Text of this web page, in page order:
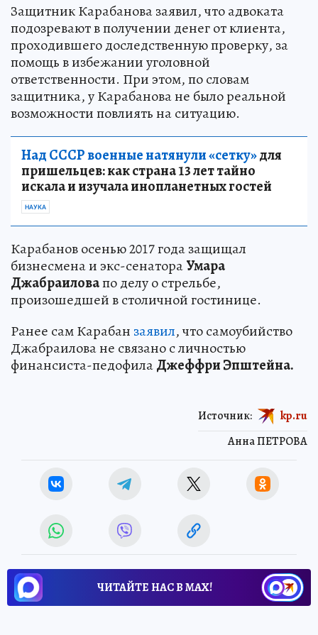
Защитник Карабанова заявил, что адвоката
подозревают в получении денег от клиента,
проходившего доследственную проверку, за
помощь в избежании уголовной
ответственности. При этом, по словам
защитника, у Карабанова не было реальной
возможности повлиять на ситуацию.
Над СССР военные натянули «сетку»для
пришельцев: как страна 13 лет тайно
искала и изучала инопланетных гостей
НАУКА
Карабанов осенью 2017 года защищал
бизнесмена и экс-сенатораУмара
Джабраиловапо делу о стрельбе,
произошедшей в столичной гостинице.
Ранее сам Карабан заявил, что самоубийство
Джабраилова не связано с личностью
финансиста-педофилаДжеффри Эпштейна.
Анна ПЕТРОВА
Источник: kp.ru
ЧИТАЙТЕ НАС В МАХ!